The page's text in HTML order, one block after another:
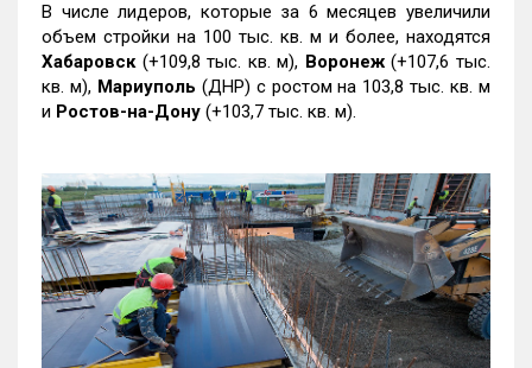
В числе лидеров, которые за 6 месяцев увеличили
объем стройки на 100 тыс. кв. м и более, находятся
Хабаровск (+109,8 тыс. кв. м), Воронеж(+107,6 тыс.
кв. м), Мариуполь (ДНР) с ростом на 103,8 тыс. кв. м
и Ростов-на-Дону (+103,7 тыс. кв. м).